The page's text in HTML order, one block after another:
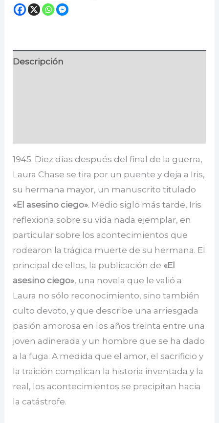
Descripción
1945. Diez días después del final de la guerra,
Laura Chase se tira por un puente y deja a Iris,
su hermana mayor, un manuscrito titulado
«El asesino ciego». Medio siglo más tarde, Iris
reflexiona sobre su vida nada ejemplar, en
particular sobre los acontecimientos que
rodearon la trágica muerte de su hermana. El
principal de ellos, la publicación de «El
asesino ciego», una novela que le valió a
Laura no sólo reconocimiento, sino también
culto devoto, y que describe una arriesgada
pasión amorosa en los años treinta entre una
joven adinerada y un hombre que se ha dado
a la fuga. A medida que el amor, el sacrificio y
la traición complican la historia inventada y la
real, los acontecimientos se precipitan hacia
la catástrofe.